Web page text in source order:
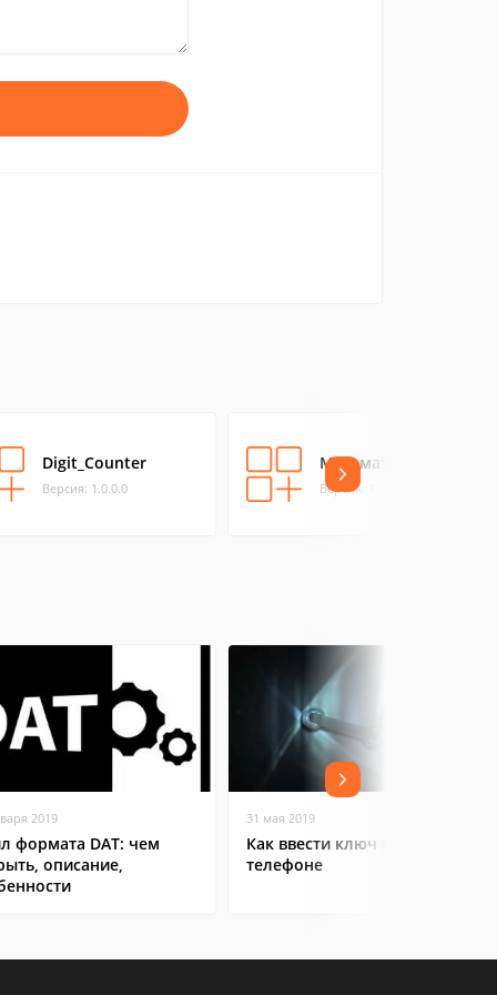
Digit_Counter
Версия: 1.0.0.0
Математика free
Версия: 1.1.0.1
2019
формата DAT: чем
описание,
31 мая 2019
Как ввести ключ в Steam на
телефоне